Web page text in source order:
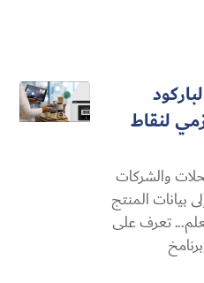
لنقاط
والشركات
بيانات المنتج
تعرف على